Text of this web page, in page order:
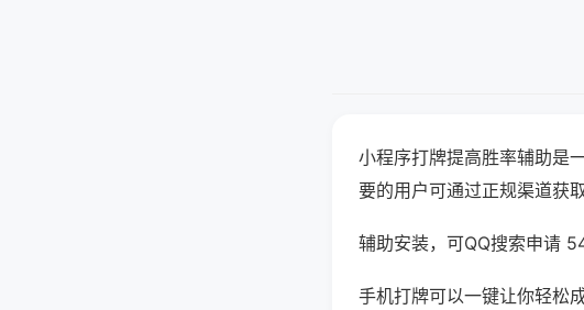
小程序打牌提高胜率辅助是
要的用户可通过正规渠道获取
辅助安装，可QQ搜索申请
手机打牌可以一键让你轻松